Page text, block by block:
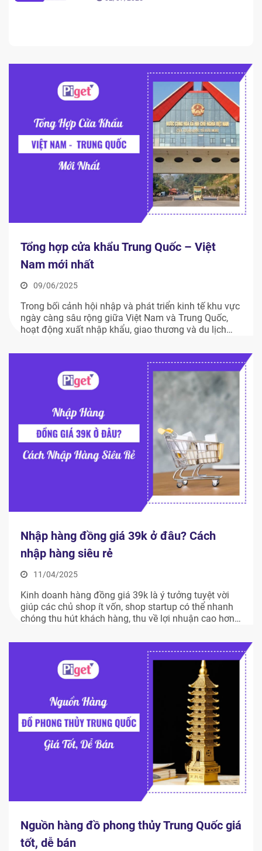
Tổng hợp cửa khẩu Trung Quốc – Việt
Nam mới nhất
09/06/2025
Trong bối cảnh hội nhập và phát triển kinh tế khu vực
ngày càng sâu rộng giữa Việt Nam và Trung Quốc,
hoạt động xuất nhập khẩu, giao thương và du lịch
đóng vai trò như cầu nối then chốt, thúc đẩy dòng
Nhập hàng đồng giá 39k ở đâu? Cách
nhập hàng siêu rẻ
11/04/2025
Kinh doanh hàng đồng giá 39k là ý tưởng tuyệt vời
giúp các chủ shop ít vốn, shop startup có thể nhanh
chóng thu hút khách hàng, thu về lợi nhuận cao hơn.
giá ở đâu và cách nhập hàng siêu rẻ, chất lượng như
Nguồn hàng đồ phong thủy Trung Quốc giá
tốt, dễ bán